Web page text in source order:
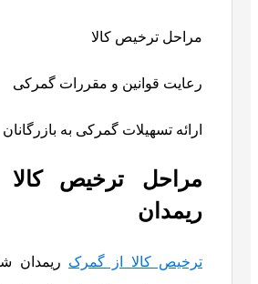
مراحل ترخیص کالا
رعایت قوانین و مقررات گمرکی
ارائه تسهیلات گمرکی به بازرگانان
مراحل ترخیص
ریمدان
ترخیص کالا از گمرک ریمدان